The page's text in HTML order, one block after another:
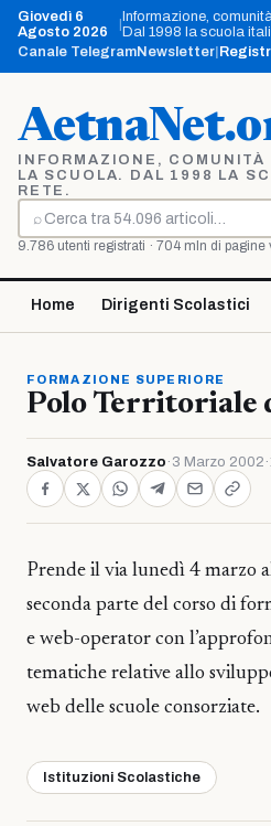
Vai
contenuto
Giovedì 6
Agosto 2026
Informazione,
Dal 1998 la scuola
Canale TelegramNewsletter
INFORMAZIONE,
LA SCUOLA. DAL 1998 LA
RETE.
⌕
Cerca
9.786 utenti registrati · 704 mln di pagine
Home Dirigenti Scolastici
FORMAZIONE SUPERIORE
Polo Territoriale
Salvatore Garozzo · 3 Marzo 2002 ·
Prende il via lunedì 4 marzo
seconda parte del corso di
e web-operator con
tematiche relative allo
web delle scuole consorziate.
Istituzioni Scolastiche